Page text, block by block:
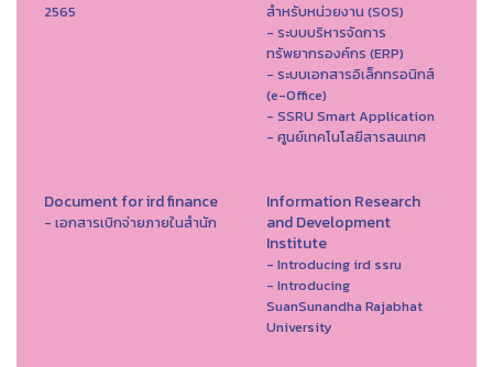
2565
สำหรับหน่วยงาน (SOS)
- ระบบบริหารจัดการ
ทรัพยากรองค์กร (ERP)
- ระบบเอกสารอิเล็กทรอนิกส์
(e-Office)
- SSRU Smart Application
- ศูนย์เทคโนโลยีสารสนเทศ
Document for ird finance
- เอกสารเบิกจ่ายภายในสำนัก
Information Research
and Development
Institute
- Introducing ird ssru
- Introducing
SuanSunandha Rajabhat
University